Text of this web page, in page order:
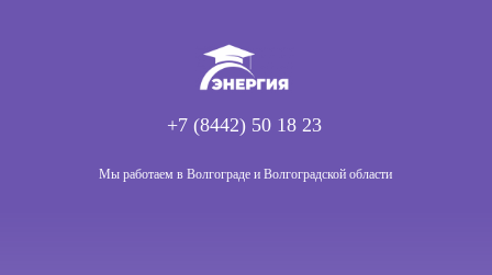
Мы работаем в Волгограде и Волгоградской области
+7 (8442) 50 18 23